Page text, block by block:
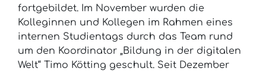
fortgebildet. Im November wurden die
Kolleginnen und Kollegen im Rahmen eines
internen Studientags durch das Team rund
um den Koordinator „Bildung in der digitalen
Welt“ Timo Kötting geschult. Seit Dezember